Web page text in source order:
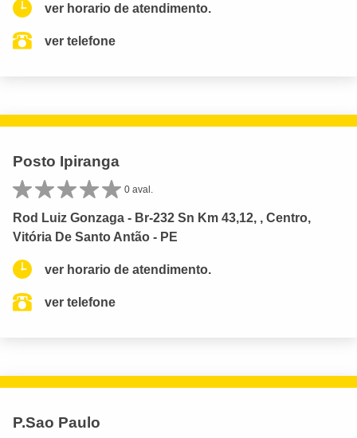
ver horario de atendimento.
ver telefone
Posto Ipiranga
0 aval.
Rod Luiz Gonzaga - Br-232 Sn Km 43,12, , Centro,
Vitória De Santo Antão - PE
ver horario de atendimento.
ver telefone
P.Sao Paulo